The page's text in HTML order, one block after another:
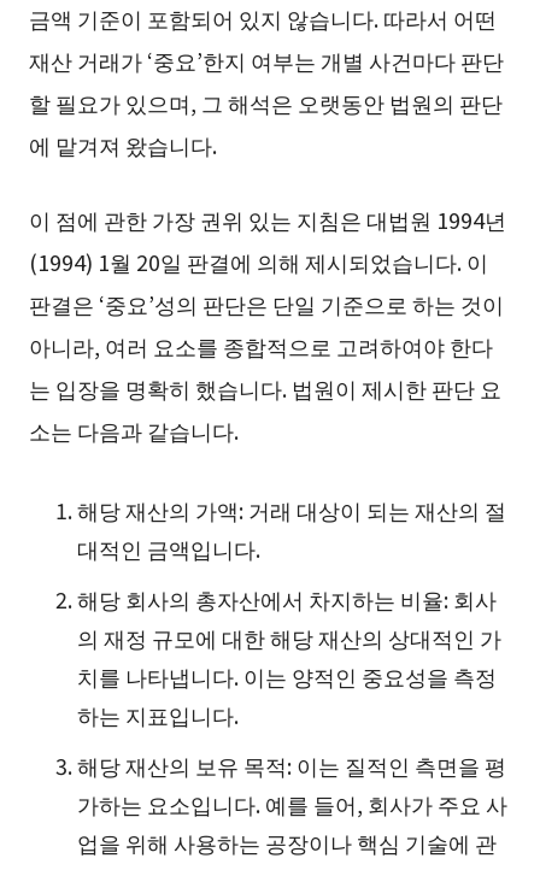
금액 기준이 포함되어 있지 않습니다. 따라서 어떤
재산 거래가 ‘중요’한지 여부는 개별 사건마다 판단
할 필요가 있으며, 그 해석은 오랫동안 법원의 판단
에 맡겨져 왔습니다.
이 점에 관한 가장 권위 있는 지침은 대법원 1994년
(1994) 1월 20일 판결에 의해 제시되었습니다. 이
판결은 ‘중요’성의 판단은 단일 기준으로 하는 것이
아니라, 여러 요소를 종합적으로 고려하여야 한다
는 입장을 명확히 했습니다. 법원이 제시한 판단 요
소는 다음과 같습니다.
해당 재산의 가액: 거래 대상이 되는 재산의 절
대적인 금액입니다.
해당 회사의 총자산에서 차지하는 비율: 회사
의 재정 규모에 대한 해당 재산의 상대적인 가
치를 나타냅니다. 이는 양적인 중요성을 측정
하는 지표입니다.
해당 재산의 보유 목적: 이는 질적인 측면을 평
가하는 요소입니다. 예를 들어, 회사가 주요 사
업을 위해 사용하는 공장이나 핵심 기술에 관